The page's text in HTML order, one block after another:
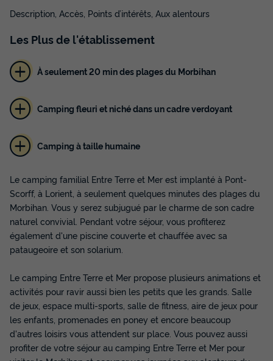
Voir les disponibilités
MOBILHOME 4 personnes - Eco (2
chambres)
Annulation gratuite
Surface
28m²
Adultes
4
Chambres
2
Salle de bain
1
Terrasse couverte Animaux autorisés *
MOBILHOME 4 personnes - Eco (2 chambres)
du27/09/2026au04/10/2026
Meilleur prix pour 7 nuits
Modifier les dates
Description, Accès, Points d’intérêts, Aux alentours
Les Plusde l'établissement
À seulement 20 min des plages du Morbihan
Camping fleuri et niché dans un cadre verdoyant
Camping à taille humaine
Le camping familial Entre Terre et Mer est implanté à Pont-
Scorff, à Lorient, à seulement quelques minutes des plages du
Morbihan. Vous y serez subjugué par le charme de son cadre
naturel convivial. Pendant votre séjour, vous profiterez
également d'une piscine couverte et chauffée avec sa
pataugeoire et son solarium.
Le camping Entre Terre et Mer propose plusieurs animations et
activités pour ravir aussi bien les petits que les grands. Salle
de jeux, espace multi-sports, salle de fitness, aire de jeux pour
les enfants, promenades en poney et encore beaucoup
d'autres loisirs vous attendent sur place. Vous pouvez aussi
profiter de votre séjour au camping Entre Terre et Mer pour